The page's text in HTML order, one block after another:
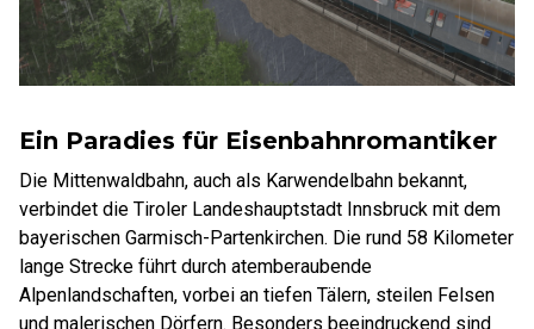
Ein Paradies für Eisenbahnromantiker
Die Mittenwaldbahn, auch als Karwendelbahn bekannt,
verbindet die Tiroler Landeshauptstadt Innsbruck mit dem
bayerischen Garmisch-Partenkirchen. Die rund 58 Kilometer
lange Strecke führt durch atemberaubende
Alpenlandschaften, vorbei an tiefen Tälern, steilen Felsen
und malerischen Dörfern. Besonders beeindruckend sind